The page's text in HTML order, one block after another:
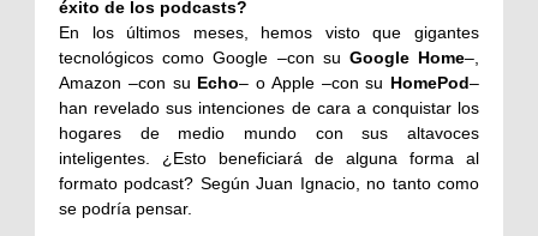
éxito de los podcasts?
En los últimos meses, hemos visto que gigantes
tecnológicos como Google –con su Google Home–,
Amazon –con su Echo– o Apple –con su HomePod–
han revelado sus intenciones de cara a conquistar los
hogares de medio mundo con sus altavoces
inteligentes. ¿Esto beneficiará de alguna forma al
formato podcast? Según Juan Ignacio, no tanto como
se podría pensar.